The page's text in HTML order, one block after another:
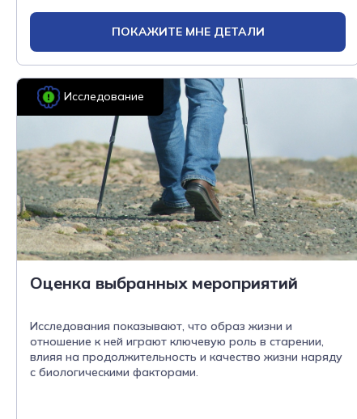
ПОКАЖИТЕ МНЕ ДЕТАЛИ
Исследование
Оценка выбранных мероприятий
Исследования показывают, что образ жизни и
отношение к ней играют ключевую роль в старении,
влияя на продолжительность и качество жизни наряду
с биологическими факторами.